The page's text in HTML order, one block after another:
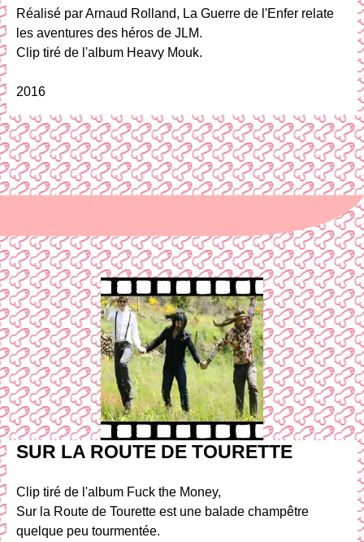
Réalisé par Arnaud Rolland, La Guerre de l'Enfer relate
les aventures des héros de JLM.
Clip tiré de l'album Heavy Mouk.
2016
SUR LA ROUTE DE TOURETTE
Clip tiré de l'album Fuck the Money,
Sur la Route de Tourette est une balade champêtre
quelque peu tourmentée.